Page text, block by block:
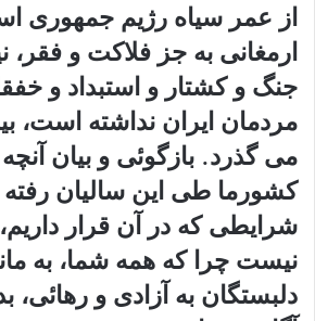
از عمر سیاه رژیم جمهوری
ارمغانی به جز فلاکت و فقر،
جنگ و کشتار و استبداد و
مردمان ایران نداشته است،
می گذرد. بازگوئی و بیان
کشورما طی این سالیان
شرایطی که در آن قرار داریم،
نیست چرا که همه شما، به
دلبستگان به آزادی و رهائی،